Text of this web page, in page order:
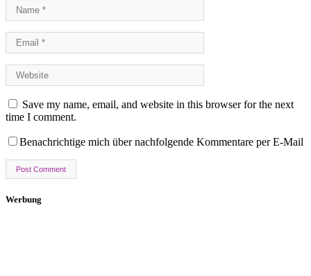
Save my name, email, and website in this browser for the next
time I comment.
Benachrichtige mich über nachfolgende Kommentare per E-Mail
Werbung